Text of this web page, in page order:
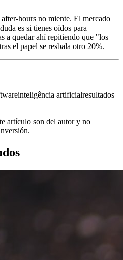
hours no miente. El mercado
es si tienes oídos para
a quedar ahí repitiendo que "los
el papel se resbala otro 20%.
inteligência artificialresultados
artículo son del autor y no